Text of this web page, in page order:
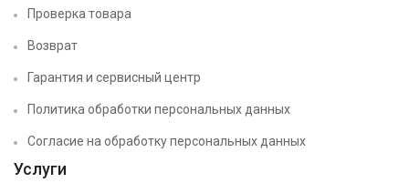
Проверка товара
Возврат
Гарантия и сервисный центр
Политика обработки персональных данных
Согласие на обработку персональных данных
Услуги